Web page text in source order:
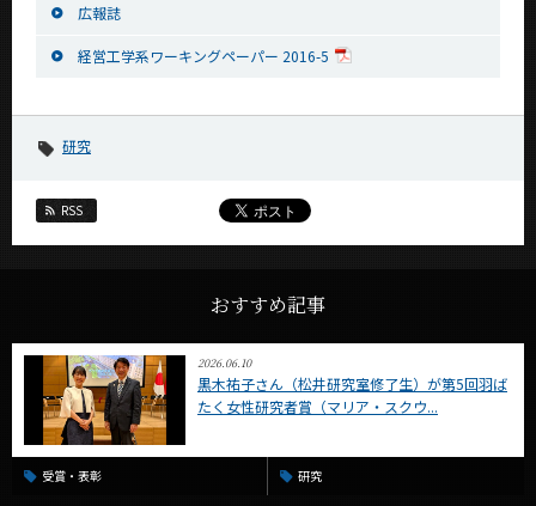
広報誌
経営工学系ワーキングペーパー 2016-5
研究
RSS
おすすめ記事
2026.06.10
黒木祐子さん（松井研究室修了生）が第5回羽ば
たく女性研究者賞（マリア・スクウ...
受賞・表彰 研究